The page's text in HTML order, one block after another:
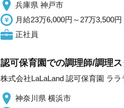
兵庫県 神戸市
月給23万6,000円～27万3,500円
正社員
認可保育園での調理師/調理
株式会社LaLaLand 認可保育園 ララ
神奈川県 横浜市